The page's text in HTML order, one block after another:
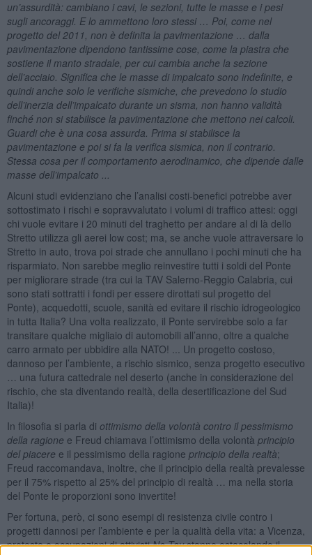
un’assurdità: cambiano i cavi, le sezioni, tutte le masse e i pesi
sugli ancoraggi. E lo ammettono loro stessi … Poi, come nel
progetto del 2011, non è definita la pavimentazione … dalla
pavimentazione dipendono tantissime cose, come la piastra che
sostiene il manto stradale, per cui cambia anche la sezione
dell’acciaio. Significa che le masse di impalcato sono indefinite, e
quindi anche solo le verifiche sismiche, che prevedono lo studio
dell’inerzia dell’impalcato durante un sisma, non hanno validità
finché non si stabilisce la pavimentazione che mettono nei calcoli.
Guardi che è una cosa assurda. Prima si stabilisce la
pavimentazione e poi si fa la verifica sismica, non il contrario.
Stessa cosa per il comportamento aerodinamico, che dipende dalle
masse dell’impalcato ...
Alcuni studi evidenziano che l’analisi costi-benefici potrebbe aver
sottostimato i rischi e sopravvalutato i volumi di traffico attesi: oggi
chi vuole evitare i 20 minuti del traghetto per andare al di là dello
Stretto utilizza gli aerei low cost; ma, se anche vuole attraversare lo
Stretto in auto, trova poi strade che annullano i pochi minuti che ha
risparmiato. Non sarebbe meglio reinvestire tutti i soldi del Ponte
per migliorare strade (tra cui la TAV Salerno-Reggio Calabria, cui
sono stati sottratti i fondi per essere dirottati sul progetto del
Ponte), acquedotti, scuole, sanità ed evitare il rischio idrogeologico
in tutta Italia? Una volta realizzato, il Ponte servirebbe solo a far
transitare qualche migliaio di automobili all’anno, oltre a qualche
carro armato per ubbidire alla NATO! ... Un progetto costoso,
dannoso per l’ambiente, a rischio sismico, senza progetto esecutivo
… una futura cattedrale nel deserto (anche in considerazione del
rischio, che sta diventando realtà, della desertificazione del Sud
Italia)!
In filosofia si parla di ottimismo della volontà contro il pessimismo
della ragione e Freud chiamava l’ottimismo della volontà principio
del piacere e il pessimismo della ragione principio della realtà;
Freud raccomandava, inoltre, che il principio della realtà prevalesse
per il 75% rispetto al 25% del principio di realtà … ma nella storia
del Ponte le proporzioni sono invertite!
Per fortuna, però, ci sono esempi di resistenza civile contro i
progetti dannosi per l’ambiente e per la qualità della vita: a Vicenza,
proteste e occupazioni di attivistiNo Tavstanno ostacolando il